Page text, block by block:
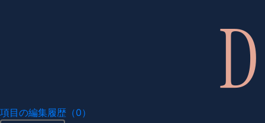
項目の編集履歴（0）